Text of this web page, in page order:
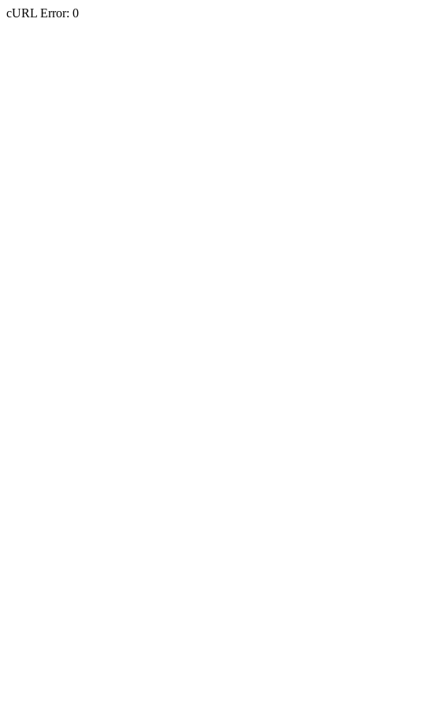
cURL Error: 0